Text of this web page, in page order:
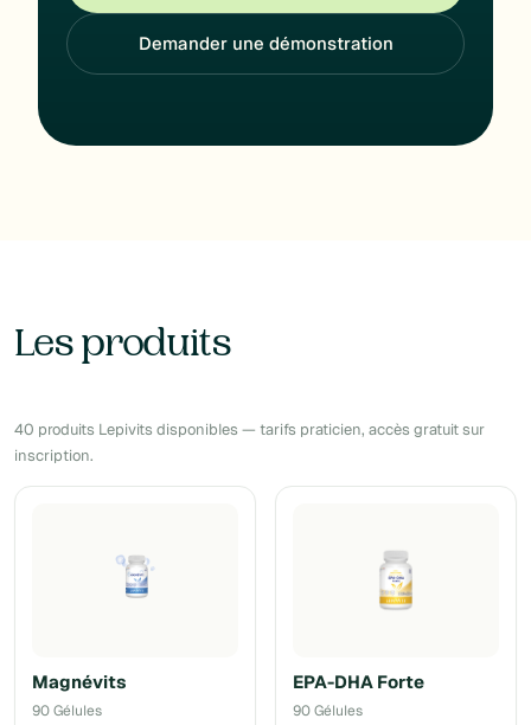
Demander une démonstration
Les produits
40 produits Lepivits disponibles — tarifs praticien, accès gratuit sur
inscription.
Magnévits
90 Gélules
EPA-DHA Forte
90 Gélules